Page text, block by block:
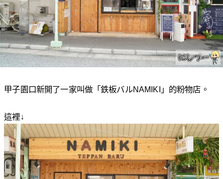
甲子園口新開了一家叫做「鉄板バルNAMIKI」的粉物店。
這裡↓